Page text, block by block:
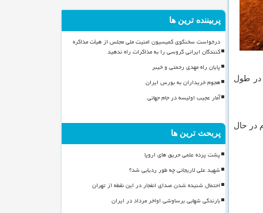
در طول
در حال
پربیننده ترین ها
درخواست سخنگوی کمیسیون امنیت ملی مجلس از هیأت مذاکره
کنندگان ایرانی گروسی را به مذاکرات راه ندهید
پایان راه مهدی رحمتی و خیبر
هجوم خریداران به بورس ایران
آمار عجیب اولیسه در جام جهانی
پربحث ترین ها
پشت پرده علمی حریق های اروپا
شهید علی لاریجانی چه طور ردیابی شد؟
احتمال شنیده شدن صدای انفجار در این نقطه از تهران
بارندگی شهابی برساوشی اواخر مرداد در ایران